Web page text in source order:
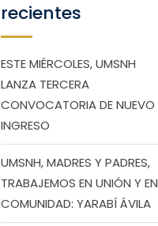
recientes
ESTE MIÉRCOLES, UMSNH
LANZA TERCERA
CONVOCATORIA DE NUEVO
INGRESO
UMSNH, MADRES Y PADRES,
TRABAJEMOS EN UNIÓN Y EN
COMUNIDAD: YARABÍ ÁVILA